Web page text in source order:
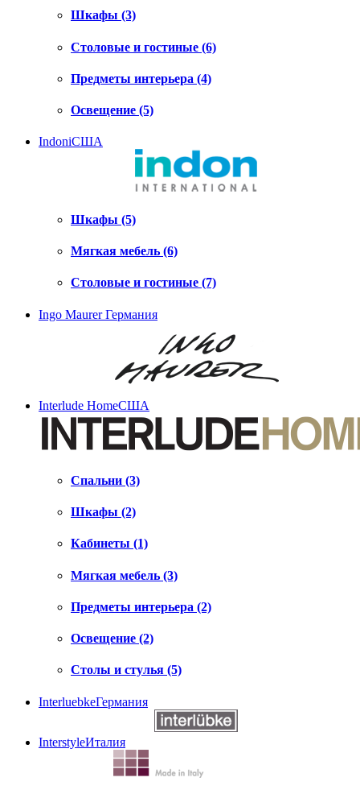
Шкафы (3)
Столовые и гостиные (6)
Предметы интерьера (4)
Освещение (5)
IndoniСША
Шкафы (5)
Мягкая мебель (6)
Столовые и гостиные (7)
Ingo MaurerГермания
Interlude HomeСША
Спальни (3)
Шкафы (2)
Кабинеты (1)
Мягкая мебель (3)
Предметы интерьера (2)
Освещение (2)
Столы и стулья (5)
InterluebkeГермания
InterstyleИталия